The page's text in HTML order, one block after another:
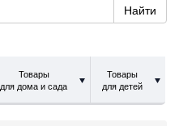
Найти
Товары
для дома и сада
Товары
для детей